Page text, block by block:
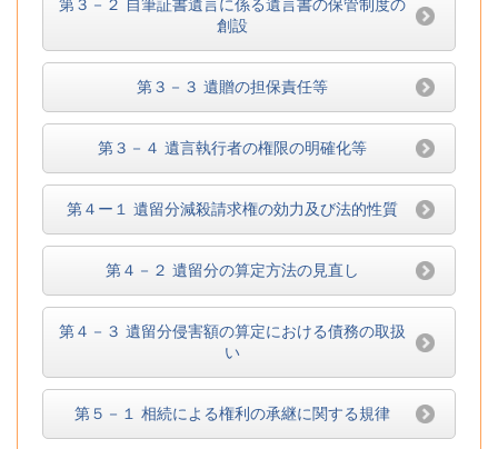
第３－２ 自筆証書遺言に係る遺言書の保管制度の
創設
第３－３ 遺贈の担保責任等
第３－４ 遺言執行者の権限の明確化等
第４ー１ 遺留分減殺請求権の効力及び法的性質
第４－２ 遺留分の算定方法の見直し
第４－３ 遺留分侵害額の算定における債務の取扱
い
第５－１ 相続による権利の承継に関する規律